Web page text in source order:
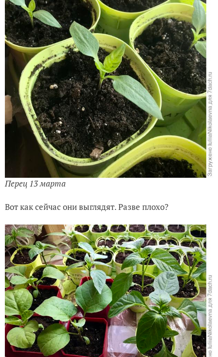
Перец 13 марта
Вот как сейчас они выглядят. Разве плохо?